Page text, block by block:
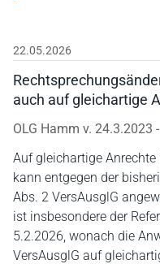
22.05.2026
auch auf gleichartige
OLG Hamm v. 24.3.2023
Auf gleichartige Anrechte
kann entgegen der
Abs. 2 VersAusglG
ist insbesondere der
5.2.2026, wonach die
VersAusglG auf